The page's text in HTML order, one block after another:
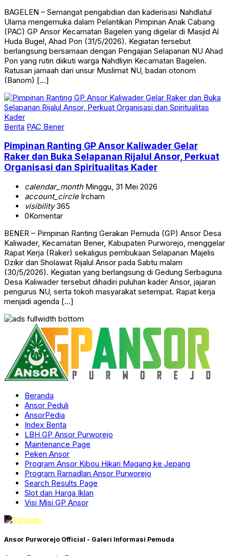
BAGELEN – Semangat pengabdian dan kaderisasi Nahdlatul
Ulama mengemuka dalam Pelantikan Pimpinan Anak Cabang
(PAC) GP Ansor Kecamatan Bagelen yang digelar di Masjid Al
Huda Bugel, Ahad Pon (31/5/2026). Kegiatan tersebut
berlangsung bersamaan dengan Pengajian Selapanan NU Ahad
Pon yang rutin diikuti warga Nahdliyin Kecamatan Bagelen.
Ratusan jamaah dari unsur Muslimat NU, badan otonom
(Banom) […]
Berita PAC Bener
Pimpinan Ranting GP Ansor Kaliwader Gelar
Raker dan Buka Selapanan Rijalul Ansor, Perkuat
Organisasi dan Spiritualitas Kader
calendar_monthMinggu, 31 Mei 2026
account_circleIrcham
visibility365
0Komentar
BENER – Pimpinan Ranting Gerakan Pemuda (GP) Ansor Desa
Kaliwader, Kecamatan Bener, Kabupaten Purworejo, menggelar
Rapat Kerja (Raker) sekaligus pembukaan Selapanan Majelis
Dzikir dan Sholawat Rijalul Ansor pada Sabtu malam
(30/5/2026). Kegiatan yang berlangsung di Gedung Serbaguna
Desa Kaliwader tersebut dihadiri puluhan kader Ansor, jajaran
pengurus NU, serta tokoh masyarakat setempat. Rapat kerja
menjadi agenda […]
Beranda
Ansor Peduli
AnsorPedia
Index Berita
LBH GP Ansor Purworejo
Maintenance Page
Peken Ansor
Program Ansor Kibou Hikari Magang ke Jepang
Program Ramadlan Ansor Purworejo
Search Results Page
Slot dan Harga Iklan
Visi Misi GP Ansor
Ansor Purworejo Official - Galeri Informasi Pemuda